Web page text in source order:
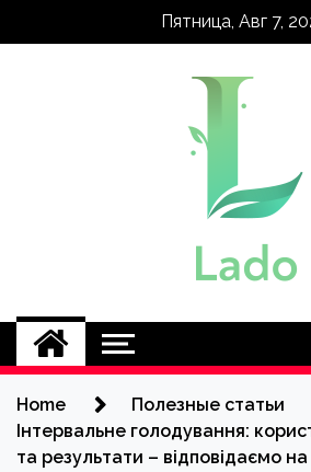
Пятница, Авг 7,
lado.kh.ua
Home
Полезные статьи
Інтервальне голодування:
та результати – відповідаємо на